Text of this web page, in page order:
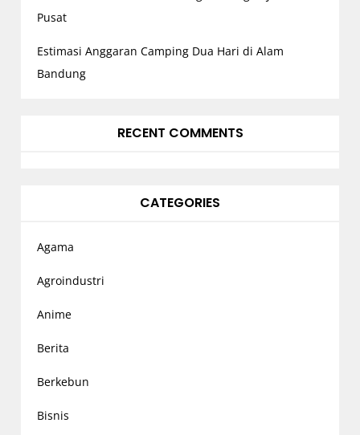
Pusat
Estimasi Anggaran Camping Dua Hari di Alam
Bandung
RECENT COMMENTS
CATEGORIES
Agama
Agroindustri
Anime
Berita
Berkebun
Bisnis